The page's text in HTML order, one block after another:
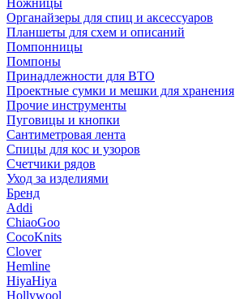
Ножницы
Органайзеры для спиц и аксессуаров
Планшеты для схем и описаний
Помпонницы
Помпоны
Принадлежности для ВТО
Проектные сумки и мешки для хранения
Прочие инструменты
Пуговицы и кнопки
Сантиметровая лента
Спицы для кос и узоров
Счетчики рядов
Уход за изделиями
Бренд
Addi
ChiaoGoo
CocoKnits
Clover
Hemline
HiyaHiya
Hollywool